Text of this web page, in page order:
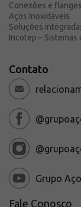
Conexões e flanges
Aços Inoxidáveis
Soluções
Incotep – Sistemas
Contato
Grupo
Fale Conosco